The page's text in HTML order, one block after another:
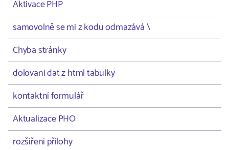
Aktivace PHP
samovolně se mi z kodu odmazává \
Chyba stránky
dolovani dat z html tabulky
kontaktní formulář
Aktualizace PHO
rozšíření přílohy